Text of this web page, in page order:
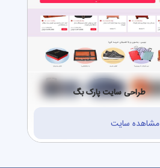
طراحی سایت پارک بگ
مشاهده سایت